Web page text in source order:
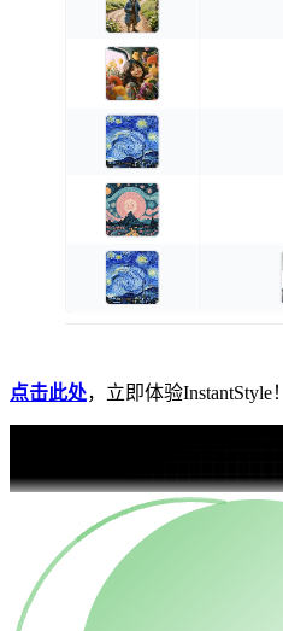
点击此处，立即体验InstantStyle！